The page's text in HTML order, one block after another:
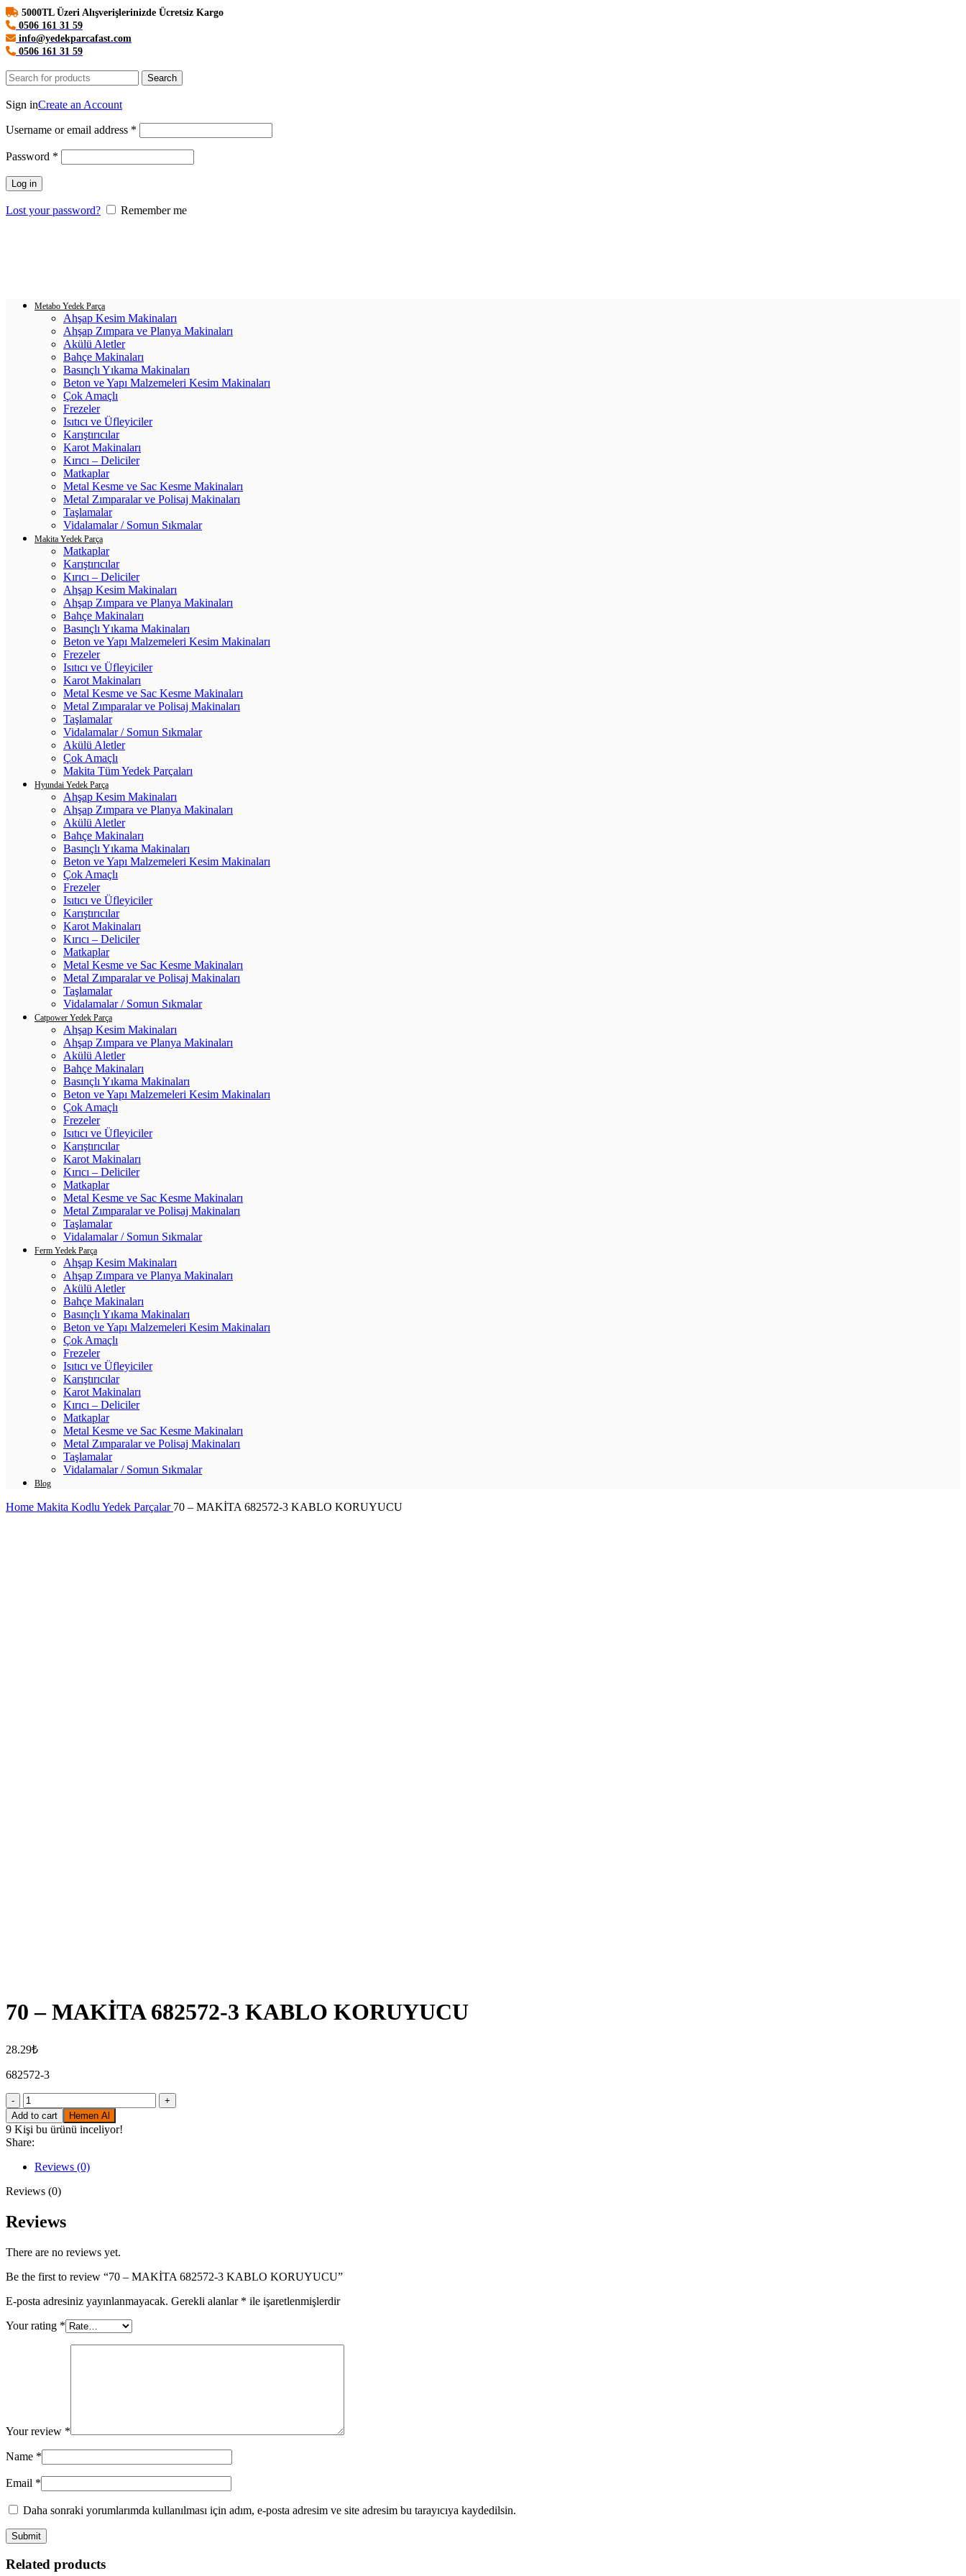
5000TL Üzeri Alışverişlerinizde Ücretsiz Kargo
0506 161 31 59
info@yedekparcafast.com
0506 161 31 59
Search
Sign inCreate an Account
Username or email address *
Password *
Log in
Lost your password?
Remember me
Metabo Yedek Parça
Ahşap Kesim Makinaları
Ahşap Zımpara ve Planya Makinaları
Akülü Aletler
Bahçe Makinaları
Basınçlı Yıkama Makinaları
Beton ve Yapı Malzemeleri Kesim Makinaları
Çok Amaçlı
Frezeler
Isıtıcı ve Üfleyiciler
Karıştırıcılar
Karot Makinaları
Kırıcı – Deliciler
Matkaplar
Metal Kesme ve Sac Kesme Makinaları
Metal Zımparalar ve Polisaj Makinaları
Taşlamalar
Vidalamalar / Somun Sıkmalar
Makita Yedek Parça
Matkaplar
Karıştırıcılar
Kırıcı – Deliciler
Ahşap Kesim Makinaları
Ahşap Zımpara ve Planya Makinaları
Bahçe Makinaları
Basınçlı Yıkama Makinaları
Beton ve Yapı Malzemeleri Kesim Makinaları
Frezeler
Isıtıcı ve Üfleyiciler
Karot Makinaları
Metal Kesme ve Sac Kesme Makinaları
Metal Zımparalar ve Polisaj Makinaları
Taşlamalar
Vidalamalar / Somun Sıkmalar
Akülü Aletler
Çok Amaçlı
Makita Tüm Yedek Parçaları
Hyundai Yedek Parça
Ahşap Kesim Makinaları
Ahşap Zımpara ve Planya Makinaları
Akülü Aletler
Bahçe Makinaları
Basınçlı Yıkama Makinaları
Beton ve Yapı Malzemeleri Kesim Makinaları
Çok Amaçlı
Frezeler
Isıtıcı ve Üfleyiciler
Karıştırıcılar
Karot Makinaları
Kırıcı – Deliciler
Matkaplar
Metal Kesme ve Sac Kesme Makinaları
Metal Zımparalar ve Polisaj Makinaları
Taşlamalar
Vidalamalar / Somun Sıkmalar
Catpower Yedek Parça
Ahşap Kesim Makinaları
Ahşap Zımpara ve Planya Makinaları
Akülü Aletler
Bahçe Makinaları
Basınçlı Yıkama Makinaları
Beton ve Yapı Malzemeleri Kesim Makinaları
Çok Amaçlı
Frezeler
Isıtıcı ve Üfleyiciler
Karıştırıcılar
Karot Makinaları
Kırıcı – Deliciler
Matkaplar
Metal Kesme ve Sac Kesme Makinaları
Metal Zımparalar ve Polisaj Makinaları
Taşlamalar
Vidalamalar / Somun Sıkmalar
Ferm Yedek Parça
Ahşap Kesim Makinaları
Ahşap Zımpara ve Planya Makinaları
Akülü Aletler
Bahçe Makinaları
Basınçlı Yıkama Makinaları
Beton ve Yapı Malzemeleri Kesim Makinaları
Çok Amaçlı
Frezeler
Isıtıcı ve Üfleyiciler
Karıştırıcılar
Karot Makinaları
Kırıcı – Deliciler
Matkaplar
Metal Kesme ve Sac Kesme Makinaları
Metal Zımparalar ve Polisaj Makinaları
Taşlamalar
Vidalamalar / Somun Sıkmalar
Blog
Home Makita Kodlu Yedek Parçalar 70 – MAKİTA 682572-3 KABLO KORUYUCU
70 – MAKİTA 682572-3 KABLO KORUYUCU
28.29₺
682572-3
70
-
MAKİTA
682572-
3
KABLO
KORUYUCU
quantity
Add to cart Hemen Al
9 Kişi bu ürünü inceliyor!
Share:
Reviews (0)
Reviews (0)
Reviews
There are no reviews yet.
Be the first to review “70 – MAKİTA 682572-3 KABLO KORUYUCU”
E-posta adresiniz yayınlanmayacak. Gerekli alanlar * ile işaretlenmişlerdir
Your rating *
Your review *
Name *
Email *
Daha sonraki yorumlarımda kullanılması için adım, e-posta adresim ve site adresim bu tarayıcıya kaydedilsin.
Related products